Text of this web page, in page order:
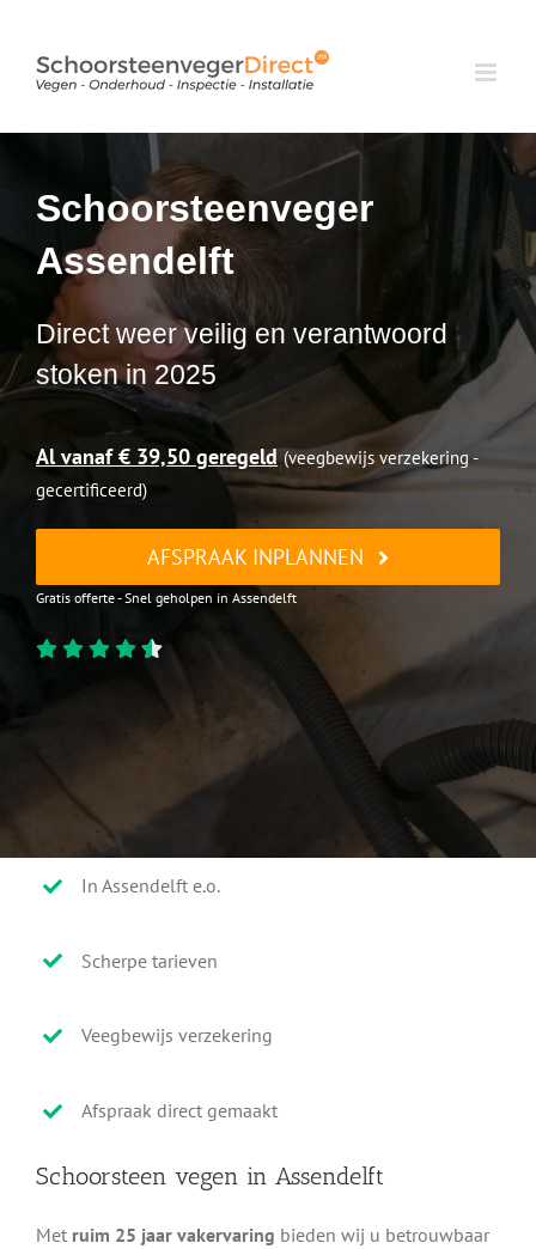
inhoud
Schoorsteenveger
Assendelft
Direct weer veilig en verantwoord
stoken in 2025
Al vanaf € 39,50 geregeld (veegbewijs verzekering -
gecertificeerd)
AFSPRAAK INPLANNEN
Gratis offerte - Snel geholpen in Assendelft
In Assendelft e.o.
Scherpe tarieven
Veegbewijs verzekering
Afspraak direct gemaakt
Schoorsteen vegen in Assendelft
Met ruim 25 jaar vakervaring bieden wij u betrouwbaar